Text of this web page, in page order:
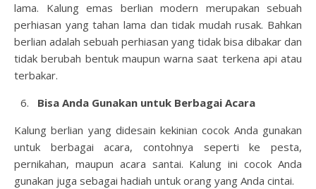
lama. Kalung emas berlian modern merupakan sebuah
perhiasan yang tahan lama dan tidak mudah rusak. Bahkan
berlian adalah sebuah perhiasan yang tidak bisa dibakar dan
tidak berubah bentuk maupun warna saat terkena api atau
terbakar.
Bisa Anda Gunakan untuk Berbagai Acara
Kalung berlian yang didesain kekinian cocok Anda gunakan
untuk berbagai acara, contohnya seperti ke pesta,
pernikahan, maupun acara santai. Kalung ini cocok Anda
gunakan juga sebagai hadiah untuk orang yang Anda cintai.